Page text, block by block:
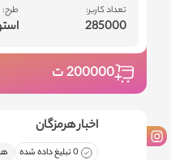
تعداد کاربر:
285000
طرح:
200000ت
اخبار هرمزگان
0 تبلیغ داده شده